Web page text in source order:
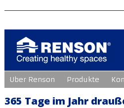
Inhalt
springen
Uber Renson Produkte
365 Tage im Jahr